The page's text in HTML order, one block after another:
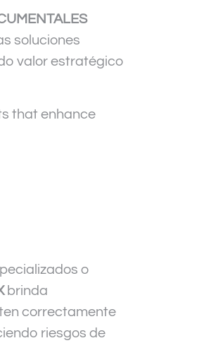
soluciones
valor estratégico
that enhance
o
brinda
correctamente
riesgos de